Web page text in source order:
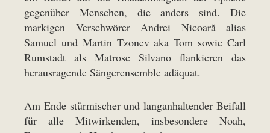
gegenüber Menschen, die anders sind. Die
markigen Verschwörer Andrei Nicoară alias
Samuel und Martin Tzonev aka Tom sowie Carl
Rumstadt als Matrose Silvano flankieren das
herausragende Sängerensemble adäquat.
Am Ende stürmischer und langanhaltender Beifall
für alle Mitwirkenden, insbesondere Noah,